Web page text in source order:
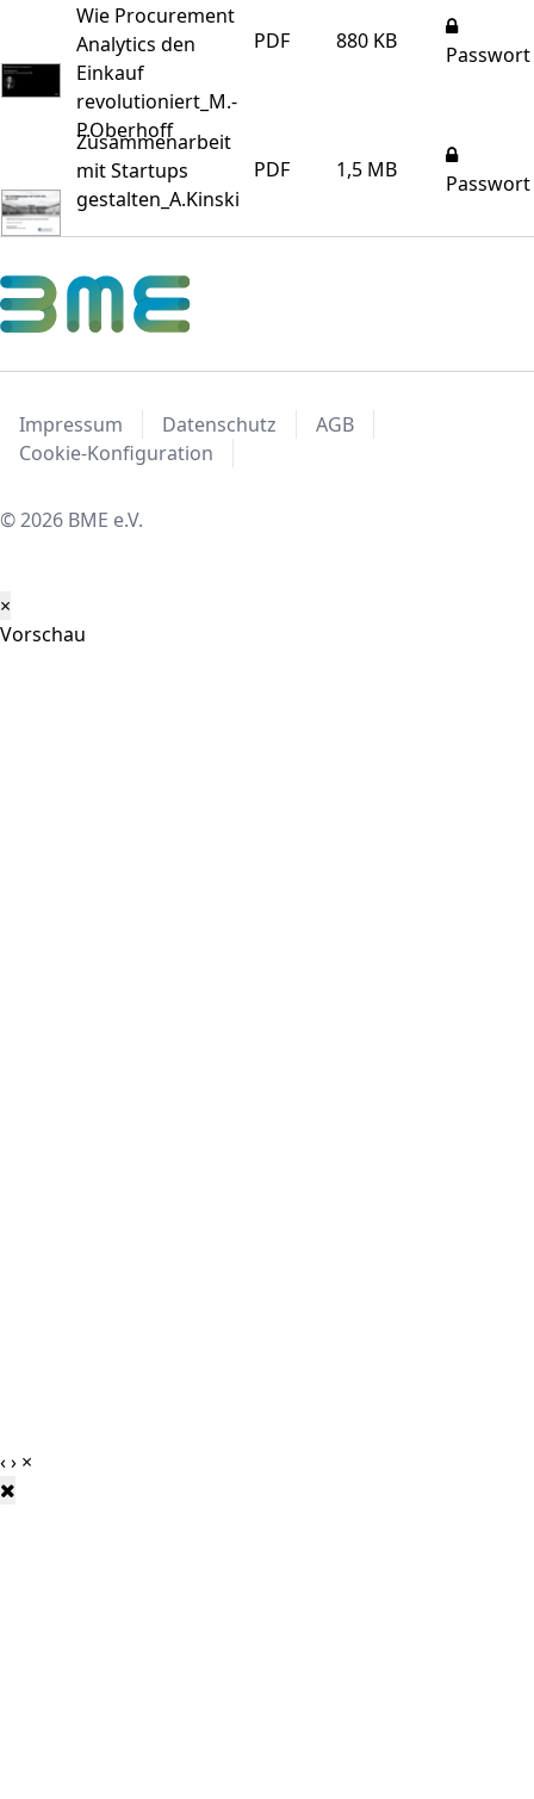
Wie Procurement
Analytics den
Einkauf
revolutioniert_M.-
P.Oberhoff
PDF 880 KB
Passwort
Zusammenarbeit
mit Startups
gestalten_A.Kinski
PDF 1,5 MB
Passwort
Impressum Datenschutz
AGB
Cookie-Konfiguration
© 2026 BME e.V.
×
Vorschau
‹› ×